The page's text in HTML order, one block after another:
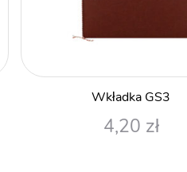
Wkładka GS3
4,20 zł